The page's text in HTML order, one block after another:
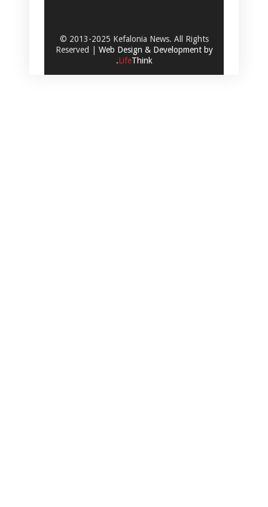
© 2013-2025 Kefalonia News. All Rights
Reserved | Web Design & Development by
.LifeThink